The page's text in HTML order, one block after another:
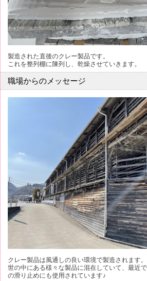
製造された直後のクレー製品です。
これを整列棚に陳列し、乾燥させていきます。
職場からのメッセージ
クレー製品は風通しの良い環境で製造されます。
世の中にある様々な製品に混在していて、最近
の滑り止めにも使用されています♪